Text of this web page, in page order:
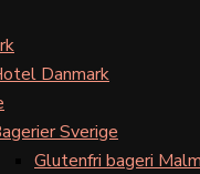
Danmark
Sverige
Glutenfri bageri